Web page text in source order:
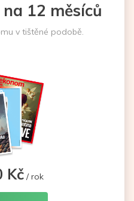
12 měsíců
v tištěné podobě.
Kč / rok